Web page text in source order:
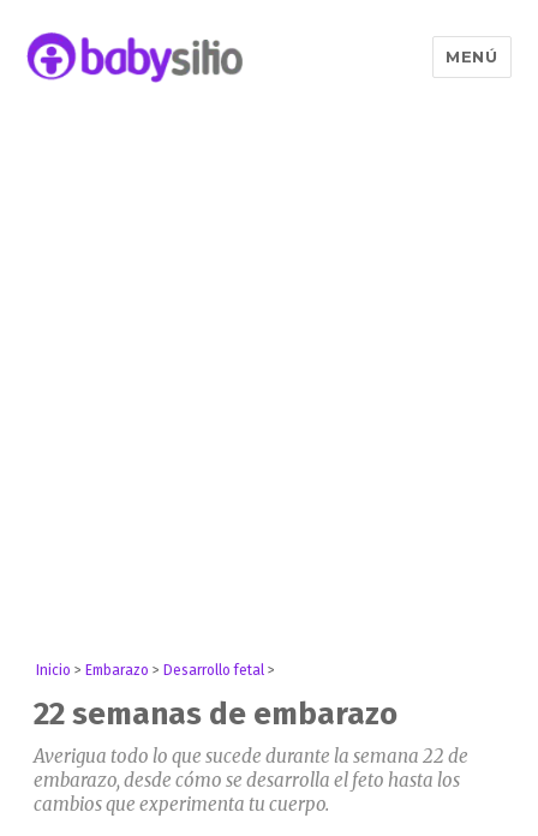
MENÚ
Inicio > Embarazo > Desarrollo fetal >
22 semanas de embarazo
Averigua todo lo que sucede durante la semana 22 de
embarazo, desde cómo se desarrolla el feto hasta los
cambios que experimenta tu cuerpo.